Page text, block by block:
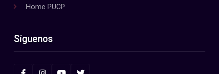
Home PUCP
Síguenos